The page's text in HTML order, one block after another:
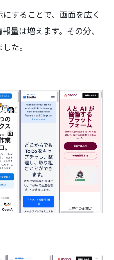
することで、画面を広く
量は増えます。その分、
た。